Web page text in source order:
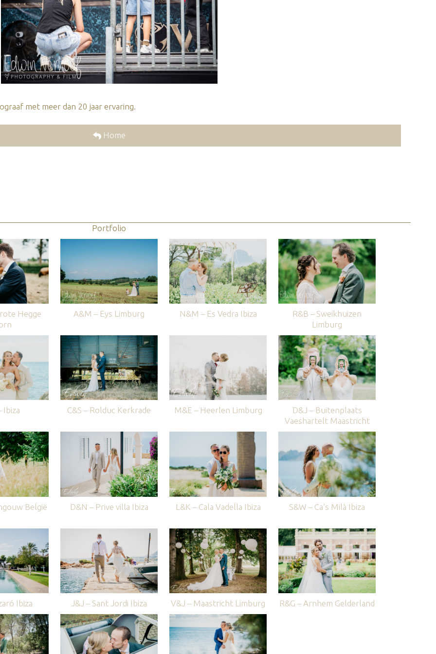
met meer dan 20 jaar ervaring.
Home
Portfolio
Hegge
A&M – Eys Limburg N&M – Es Vedra Ibiza
R&B – Sweikhuizen
Limburg
Ibiza C&S – Rolduc Kerkrade M&E – Heerlen Limburg
D&J – Buitenplaats
Vaeshartelt Maastricht
België D&N – Prive villa Ibiza L&K – Cala Vadella Ibiza S&W – Ca’s Milà Ibiza
Ibiza J&J – Sant Jordi Ibiza V&J – Maastricht Limburg R&G – Arnhem Gelderland